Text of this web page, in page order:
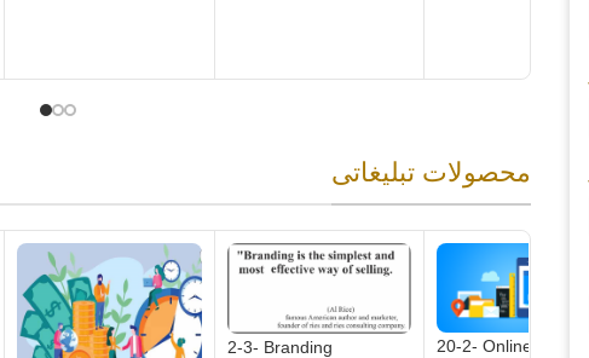
محصولات تبلیغاتی
2-3- Branding 20-2- Online Store